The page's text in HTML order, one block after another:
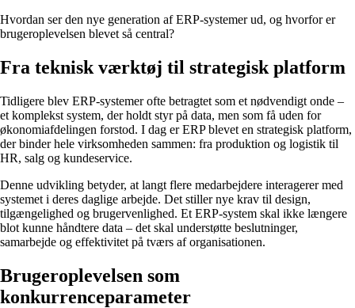
Hvordan ser den nye generation af ERP-systemer ud, og hvorfor er
brugeroplevelsen blevet så central?
Fra teknisk værktøj til strategisk platform
Tidligere blev ERP-systemer ofte betragtet som et nødvendigt onde –
et komplekst system, der holdt styr på data, men som få uden for
økonomiafdelingen forstod. I dag er ERP blevet en strategisk platform,
der binder hele virksomheden sammen: fra produktion og logistik til
HR, salg og kundeservice.
Denne udvikling betyder, at langt flere medarbejdere interagerer med
systemet i deres daglige arbejde. Det stiller nye krav til design,
tilgængelighed og brugervenlighed. Et ERP-system skal ikke længere
blot kunne håndtere data – det skal understøtte beslutninger,
samarbejde og effektivitet på tværs af organisationen.
Brugeroplevelsen som
konkurrenceparameter